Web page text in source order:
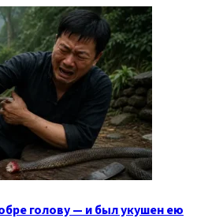
голову — и был укушен ею